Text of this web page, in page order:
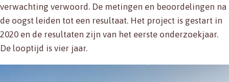
verwachting verwoord. De metingen en beoordelingen na
de oogst leiden tot een resultaat. Het project is gestart in
2020 en de resultaten zijn van het eerste onderzoekjaar.
De looptijd is vier jaar.